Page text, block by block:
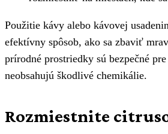
Použitie kávy alebo kávovej
efektívny spôsob, ako sa zbaviť
prírodné prostriedky sú bezpečné
neobsahujú škodlivé chemikálie.
Rozmiestnite